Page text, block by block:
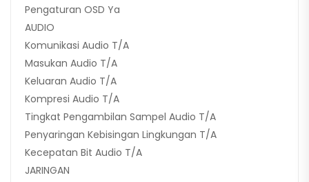
Pengaturan OSD Ya
AUDIO
Komunikasi Audio T/A
Masukan Audio T/A
Keluaran Audio T/A
Kompresi Audio T/A
Tingkat Pengambilan Sampel Audio T/A
Penyaringan Kebisingan Lingkungan T/A
Kecepatan Bit Audio T/A
JARINGAN